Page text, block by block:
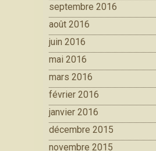
septembre 2016
août 2016
juin 2016
mai 2016
mars 2016
février 2016
janvier 2016
décembre 2015
novembre 2015